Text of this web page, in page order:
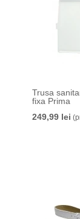
Trusa
fixa Prima
249,99 lei